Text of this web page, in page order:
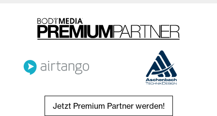
Jetzt Premium Partner werden!